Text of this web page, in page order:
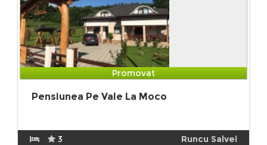
Promovat
Pensiunea Pe Vale La Moco
3 Runcu Salvei